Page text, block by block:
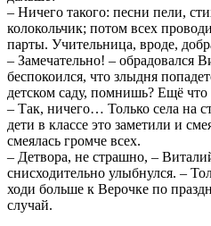
– Ничего такого: песни пели,
колокольчик; потом всех
парты. Учительница, вроде,
– Замечательно! – обрадовался
беспокоился, что злыдня
детском саду, помнишь? Ещё
– Так, ничего… Только села на
дети в классе это заметили и
смеялась громче всех.
– Детвора, не страшно, –
снисходительно улыбнулся. –
ходи больше к Верочке по
случай.